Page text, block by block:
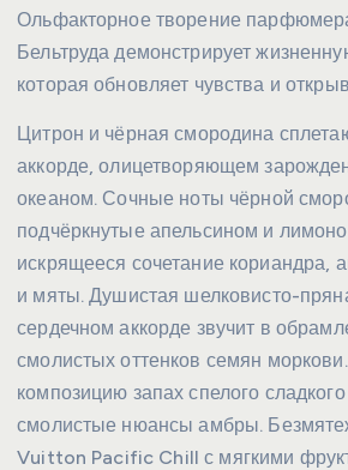
Ольфакторное творение
Бельтруда демонстрирует
которая обновляет чувства и
Цитрон и чёрная смородина
аккорде, олицетворяющем
океаном. Сочные ноты чёрной
подчёркнутые апельсином и
искрящееся сочетание кориандра,
и мяты. Душистая шелковисто-
сердечном аккорде звучит в
смолистых оттенков семян
композицию запах спелого
смолистые нюансы амбры.
Vuitton Pacific Chill с мягкими